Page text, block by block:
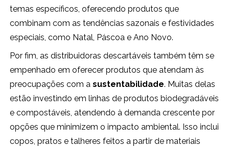
temas específicos, oferecendo produtos que
combinam com as tendências sazonais e festividades
especiais, como Natal, Páscoa e Ano Novo.
Por fim, as distribuidoras descartáveis também têm se
empenhado em oferecer produtos que atendam às
preocupações com asustentabilidade. Muitas delas
estão investindo em linhas de produtos biodegradáveis
e compostáveis, atendendo à demanda crescente por
opções que minimizem o impacto ambiental. Isso inclui
copos, pratos e talheres feitos a partir de materiais